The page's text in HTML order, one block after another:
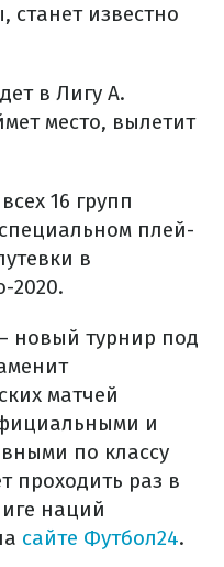
станет известно
в Лигу А.
место, вылетит
16 групп
плей-
в
2020.
новый турнир под
матчей
и
по классу
проходить раз в
наций
сайте Футбол24.